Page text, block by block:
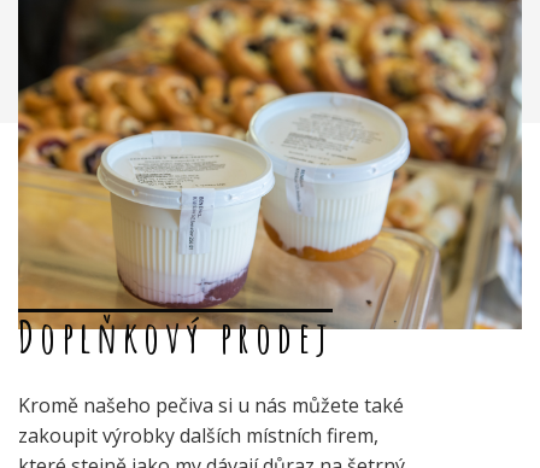
Doplňkový prodej
Kromě našeho pečiva si u nás můžete také
zakoupit výrobky dalších místních firem,